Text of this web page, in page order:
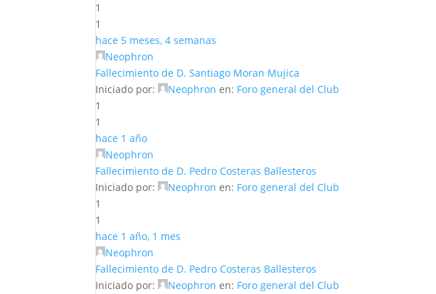
1
1
hace 5 meses, 4 semanas
Neophron
Fallecimiento de D. Santiago Moran Mujica
Iniciado por:
Neophron en: Foro general del Club
1
1
hace 1 año
Neophron
Fallecimiento de D. Pedro Costeras Ballesteros
Iniciado por:
Neophron en: Foro general del Club
1
1
hace 1 año, 1 mes
Neophron
Fallecimiento de D. Pedro Costeras Ballesteros
Iniciado por:
Neophron en: Foro general del Club